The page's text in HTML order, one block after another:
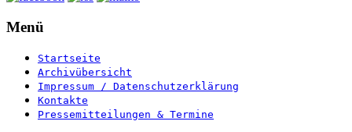
Menü
Startseite
Archivübersicht
Impressum / Datenschutzerklärung
Kontakte
Pressemitteilungen & Termine